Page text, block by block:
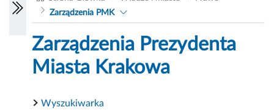
Zarządzenia PMK
Zarządzenia Prezydenta
Miasta Krakowa
Wyszukiwarka